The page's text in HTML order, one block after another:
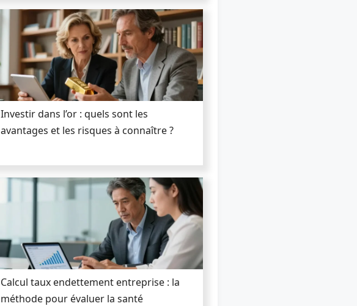
Investir dans l’or : quels sont les
avantages et les risques à connaître ?
Calcul taux endettement entreprise : la
méthode pour évaluer la santé